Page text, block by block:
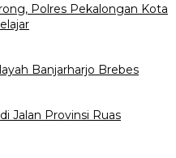
Polres Pekalongan Kota
Banjarharjo Brebes
Jalan Provinsi Ruas